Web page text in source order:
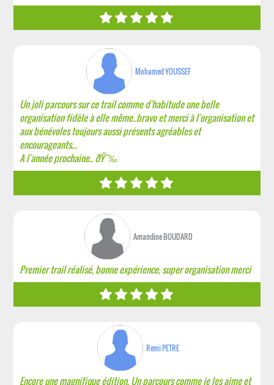
Mohamed YOUSSEF
Un joli parcours sur ce trail comme d'habitude une belle
organisation fidèle à elle même..bravo et merci à l'organisation et
aux bénévoles toujours aussi présents agréables et
encourageants...
A l'année prochaine.. ðŸ˜‰
Amandine BOUDARD
Premier trail réalisé, bonne expérience, super organisation merci
Remi PETRE
Encore une magnifique édition. Un parcours comme je les aime et